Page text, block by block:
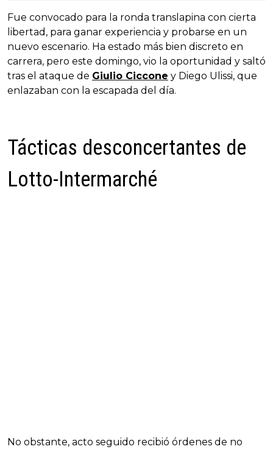
Fue convocado para la ronda translapina con cierta
libertad, para ganar experiencia y probarse en un
nuevo escenario. Ha estado más bien discreto en
carrera, pero este domingo, vio la oportunidad y saltó
tras el ataque de Giulio Ciccone y Diego Ulissi, que
enlazaban con la escapada del día.
Tácticas desconcertantes de
Lotto-Intermarché
No obstante, acto seguido recibió órdenes de no